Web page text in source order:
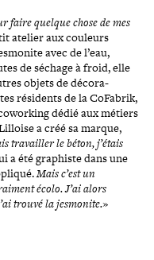
faire quelque chose de mes
atelier aux couleurs
avec de l’eau,
de séchage à froid, elle
objets de déco­ra­
résidents de la CoFabrik,
dédié aux métiers
a créé sa marque,
tra­vailler le béton, j’étais
a été graphiste dans une
Mais c’est un
écolo. J’ai alors
trouvé la jesmonite.»